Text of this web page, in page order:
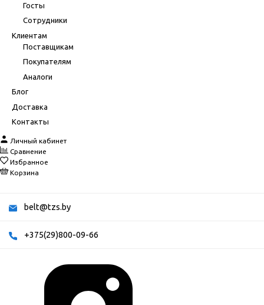
Госты
Сотрудники
Клиентам
Поставщикам
Покупателям
Аналоги
Блог
Доставка
Контакты
Личный кабинет
Сравнение
Избранное
Корзина
belt@tzs.by
+375(29)800-09-66